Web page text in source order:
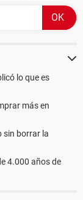
lo que es
más en
sin borrar la
4.000 años de